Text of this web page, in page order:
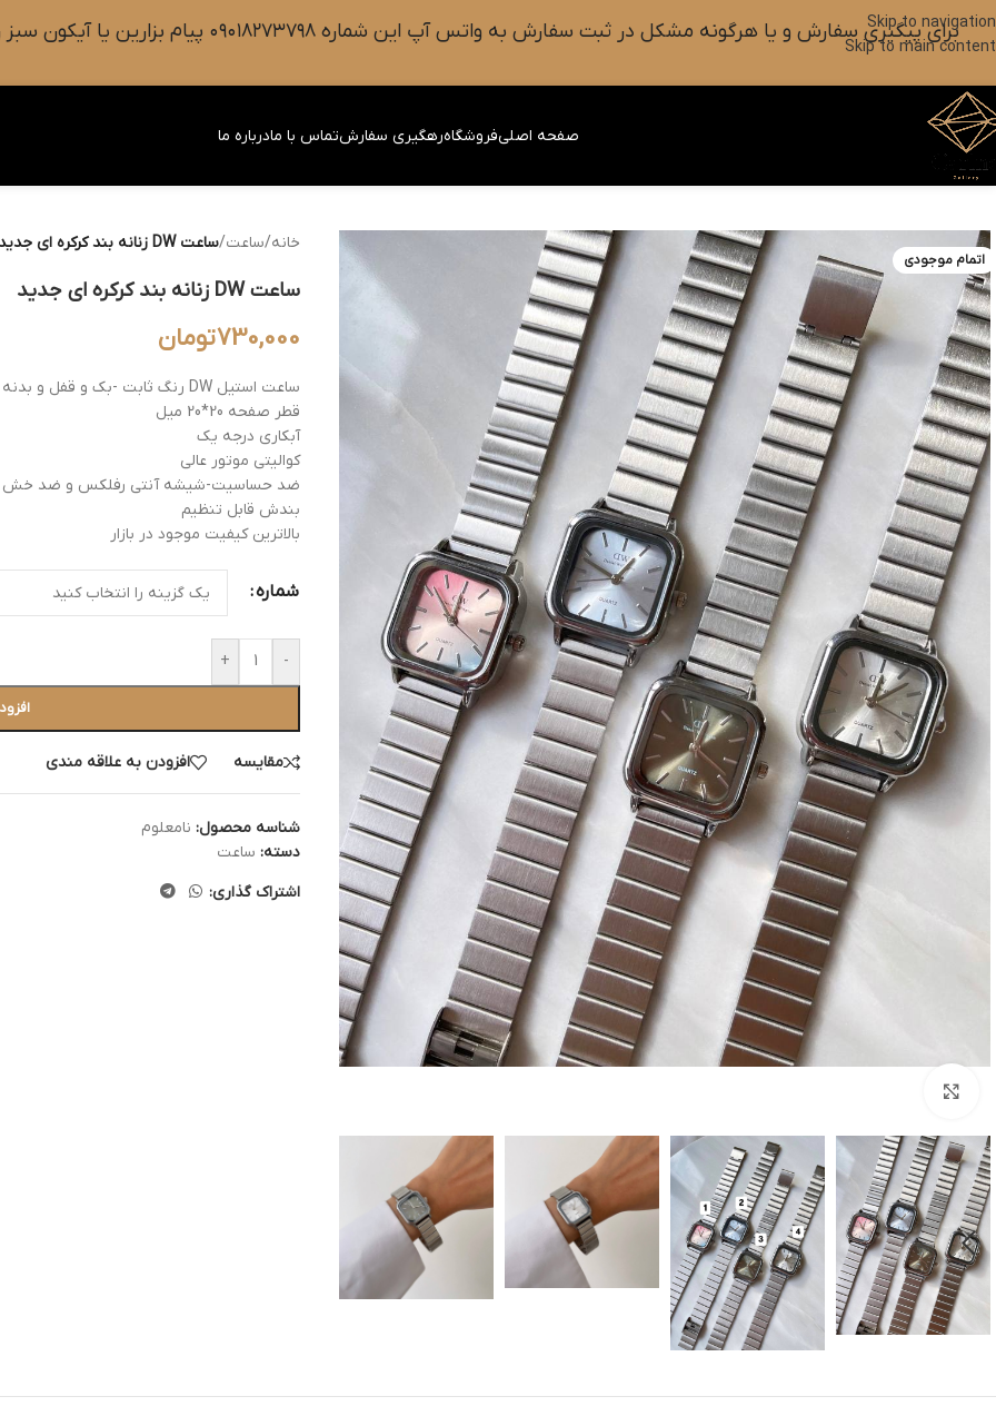
Skip to navigation
Skip to main content
برای پیگیری سفارش و یا هرگونه مشکل در ثبت سفارش به واتس آپ این شماره ۰۹۰۱۸۲۷۳۷۹۸ پیام بزارین یا آیکون سبز رنگ واتس آپ روی صفحه را فشار دهید.
صفحه اصلیفروشگاهرهگیری سفارشتماس با مادرباره ما
اتمام موجودی
خانه/ساعت/ساعت DW زنانه بند کرکره ای جدید
ساعت DW زنانه بند کرکره ای جدید
730,000تومان
ساعت استیل DW رنگ ثابت -بک و قفل و بدنه روکش استیل
قطر صفحه 20*20 میل
آبکاری درجه یک
کوالیتی موتور عالی
ضد حساسیت-شیشه آنتی رفلکس و ضد خش
بندش قابل تنظیم
بالاترین کیفیت موجود در بازار
شماره
-
+
مقایسه افزودن به علاقه مندی
شناسه محصول: نامعلوم
دسته: ساعت
اشتراک گذاری: